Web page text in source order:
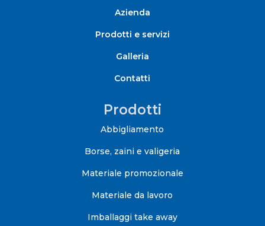
Azienda
Prodotti e servizi
Galleria
Contatti
Prodotti
Abbigliamento
Borse, zaini e valigeria
Materiale promozionale
Materiale da lavoro
Imballaggi take away